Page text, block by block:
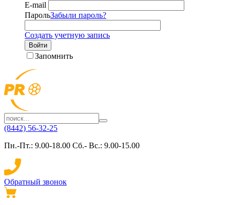
E-mail
ПарольЗабыли пароль?
Создать учетную запись
Войти
Запомнить
(8442) 56-32-25
Пн.-Пт.: 9.00-18.00 Сб.- Вс.: 9.00-15.00
Обратный звонок